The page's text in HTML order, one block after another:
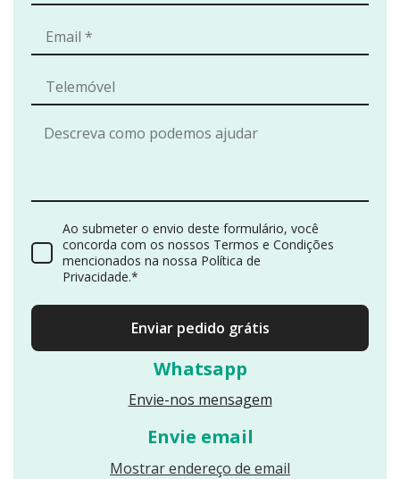
Whatsapp
Envie-nos mensagem
Envie email
Mostrar endereço de email
Ao submeter o envio deste formulário, você
concorda com os nossos Termos e Condições
mencionados na nossa Política de
Privacidade.*
Enviar pedido grátis